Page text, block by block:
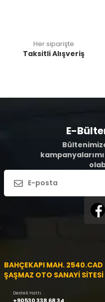
Her siparişte
Taksitli Alışveriş
E-
BAHÇEKAPI MAH.
ŞAŞMAZ OTO SANAYİ SİTESİ
Destek Hattı